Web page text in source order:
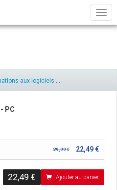
aux logiciels
PC
29,99 € 22,49 €
22,49 € Ajouter au panier